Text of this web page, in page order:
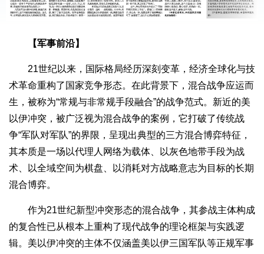
【军事前沿】
21世纪以来，国际格局经历深刻变革，经济全球化与技
术革命重构了国家竞争形态。在此背景下，混合战争应运而
生，被称为“常规与非常规手段融合”的战争范式。新近的美
以伊冲突，被广泛视为混合战争的案例，它打破了传统战
争“军队对军队”的界限，呈现出典型的三方混合博弈特征，
其本质是一场以代理人网络为载体、以灰色地带手段为战
术、以全域空间为棋盘、以消耗对方战略意志为目标的长期
混合博弈。
作为21世纪新型冲突形态的混合战争，其参战主体构成
的复合性已从根本上重构了现代战争的理论框架与实践逻
辑。美以伊冲突的主体不仅涵盖美以伊三国军队等正规军事